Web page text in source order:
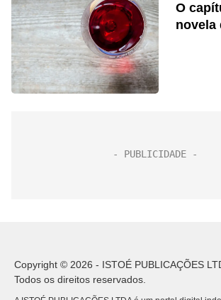
O
novela
Copyright © 2026 - ISTOÉ PUBLICAÇÕES
Todos os direitos reservados.